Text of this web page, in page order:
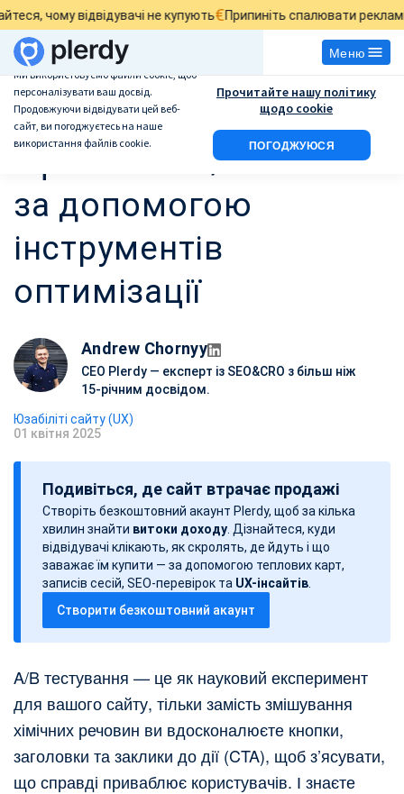
відвідувачі не купують€Припиніть спалювати рекламний
Меню
Як проводити
ефективні A/B тести
за допомогою
інструментів
оптимізації
Andrew Chornyy
CEO Plerdy — експерт із SEO&CRO з більш ніж
15-річним досвідом.
Юзабіліті сайту (UX)
Д
а
с
01 квітня 2025
Подивіться, де сайт втрачає продажі
Створіть безкоштовний акаунт Plerdy, щоб за кілька
хвилин знайти витоки доходу . Дізнайтеся, куди
відвідувачі клікають, як скролять, де йдуть і що
заважає їм купити — за допомогою теплових карт,
записів сесій, SEO-перевірок та UX-інсайтів
Створити безкоштовний акаунт
A/B тестування — це як науковий експеримент
для вашого сайту, тільки замість змішування
хімічних речовин ви вдосконалюєте кнопки,
заголовки та заклики до дії (CTA), щоб з’ясувати,
що справді приваблює користувачів. І знаєте
Ми використовуємо файли cookie, щоб
персоналізувати ваш досвід.
Продовжуючи відвідувати цей веб-
сайт, ви погоджуєтесь на наше
використання файлів cookie.
ПОГОДЖУЮСЯ
Прочитайте нашу політику
щодо cookie